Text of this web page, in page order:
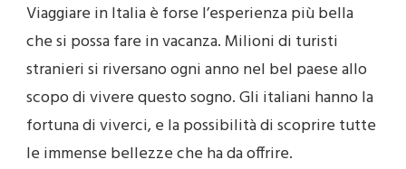
Viaggiare in Italia è forse l’esperienza più bella
che si possa fare in vacanza. Milioni di turisti
stranieri si riversano ogni anno nel bel paese allo
scopo di vivere questo sogno. Gli italiani hanno la
fortuna di viverci, e la possibilità di scoprire tutte
le immense bellezze che ha da offrire.